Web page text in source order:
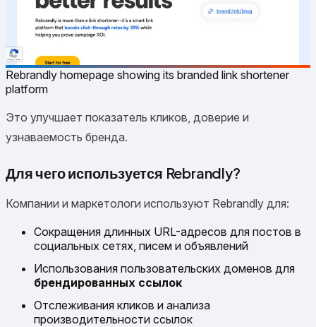
Rebrandly homepage showing its branded link shortener
platform
Это улучшает показатель кликов, доверие и
узнаваемость бренда.
Для чего используется Rebrandly?
Компании и маркетологи используют Rebrandly для:
Сокращения длинных URL-адресов для постов в
социальных сетях, писем и объявлений
Использования пользовательских доменов для
брендированных ссылок
Отслеживания кликов и анализа
производительности ссылок